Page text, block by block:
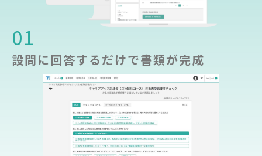
01
設問に回答するだけで書類が完成